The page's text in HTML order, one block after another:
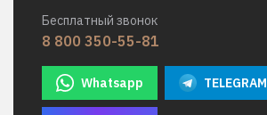
Бесплатный звонок
8 800 350-55-81
Whatsapp TELEGRAM